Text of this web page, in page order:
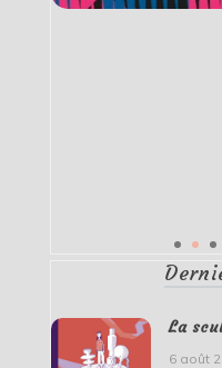
La
6 août